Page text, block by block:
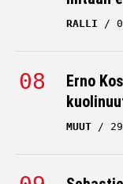
RALLI
Erno
MUUT